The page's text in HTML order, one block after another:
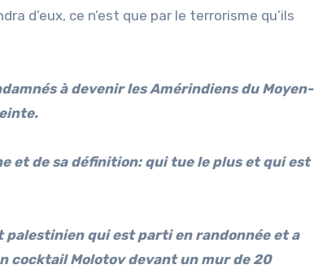
d’eux, ce n’est que par le terrorisme qu’ils
à devenir les Amérindiens du Moyen-
et de sa définition: qui tue le plus et qui est
palestinien qui est parti en randonnée et a
cocktail Molotov devant un mur de 20